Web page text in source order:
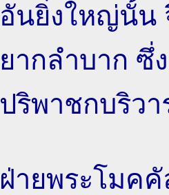
อันยิ่งใหญ่นั้น
ยากลำบาก ซึ่
ปริพาชกบริวา
ฝ่ายพระโมค